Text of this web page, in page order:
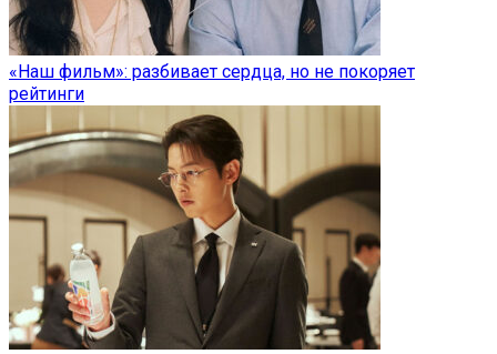
«Наш фильм»: разбивает сердца, но не покоряет
рейтинги